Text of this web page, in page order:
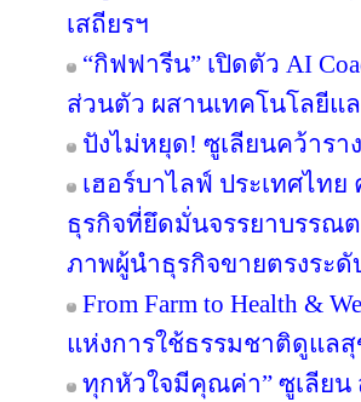
เสถียรฯ
“กิฟฟารีน” เปิดตัว AI
ส่วนตัว ผสานเทคโนโลยีแ
ปังไม่หยุด! ซูเลียนคว้ารา
เฮอร์บาไลฟ์ ประเทศไทย
ธุรกิจที่ยึดมั่นจรรยาบรรณ
ภาพผู้นำธุรกิจขายตรงระดั
From Farm to Health &
แห่งการใช้ธรรมชาติดูแล
ทุกหัวใจมีคุณค่า” ซูเลียน